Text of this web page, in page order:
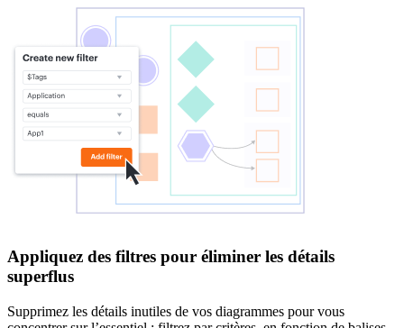
Appliquez des filtres pour éliminer les détails
superflus
Supprimez les détails inutiles de vos diagrammes pour vous